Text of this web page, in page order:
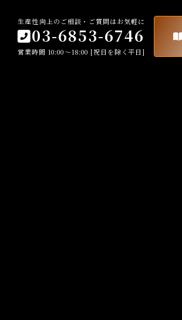
生産性向上のご相談・ご質問はお気軽に
03-6853-6746
営業時間 10:00～18:00 [祝日を除く平日]